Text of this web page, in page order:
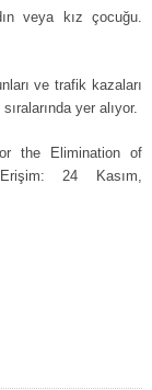
veya kız çocuğu.
ve trafik kazaları
yer alıyor.
the Elimination of
24 Kasım,